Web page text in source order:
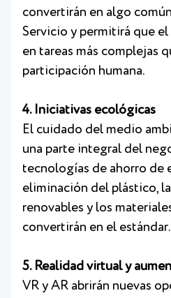
convertirán en algo
Servicio y permitirá que el
en tareas más complejas
participación humana.
4. Iniciativas ecológicas
El cuidado del medio
una parte integral del
tecnologías de ahorro de
eliminación del plástico,
renovables y los
convertirán en el estándar.
5. Realidad virtual y
VR y AR abrirán nuevas